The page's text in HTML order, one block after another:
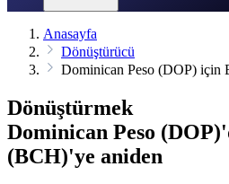
Anasayfa
Dönüştürücü
Dominican Peso (DOP) için
Dönüştürmek
Dominican Peso
(BCH)'ye aniden